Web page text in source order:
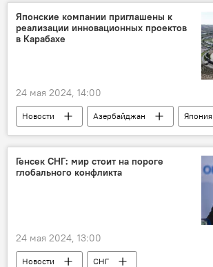
Поп-звезда
поп-музыка
Мурад Ариф
Японские компании приглашены к
реализации инновационных проектов
в Карабахе
24 мая 2024, 14:00
Новости Азербайджан
Япония
Карабах
Восстановление
"умное" село
МИД Азербайджана
освобожденные земли
Генсек СНГ: мир стоит на пороге
глобального конфликта
24 мая 2024, 13:00
Новости
СНГ